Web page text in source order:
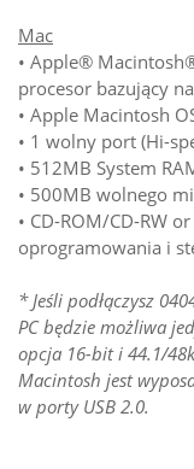
Mac
• Apple®
procesor bazujący
• Apple Macintosh
• 1 wolny port (Hi-
• 512MB System
• 500MB wolnego
• CD-ROM/CD-RW
oprogramowania i
* Jeśli podłączysz
PC będzie możliwa
opcja 16-bit i 44.1/
Macintosh jest
w porty USB 2.0.